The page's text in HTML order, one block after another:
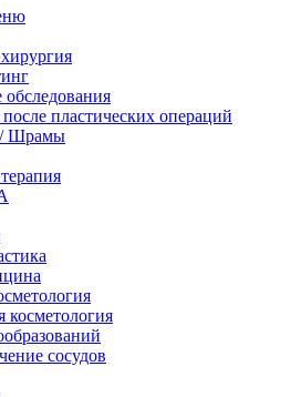
пластических операций
Шрамы
сосудов